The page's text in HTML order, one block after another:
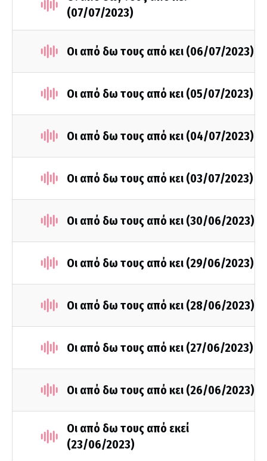
(07/07/2023)
Οι από δω τους από κει (06/07/2023)
Οι από δω τους από κει (05/07/2023)
Οι από δω τους από κει (04/07/2023)
Οι από δω τους από κει (03/07/2023)
Οι από δω τους από κει (30/06/2023)
Οι από δω τους από κει (29/06/2023)
Οι από δω τους από κει (28/06/2023)
Οι από δω τους από κει (27/06/2023)
Οι από δω τους από κει (26/06/2023)
Οι από δω τους από εκεί
(23/06/2023)